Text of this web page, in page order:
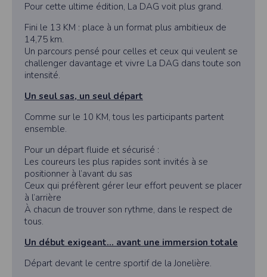
Pour cette ultime édition, La DAG voit plus grand.
Fini le 13 KM : place à un format plus ambitieux de
14,75 km.
Un parcours pensé pour celles et ceux qui veulent se
challenger davantage et vivre La DAG dans toute son
intensité.
Un seul sas, un seul départ
Comme sur le 10 KM, tous les participants partent
ensemble.
Pour un départ fluide et sécurisé :
Les coureurs les plus rapides sont invités à se
positionner à l’avant du sas
Ceux qui préfèrent gérer leur effort peuvent se placer
à l’arrière
À chacun de trouver son rythme, dans le respect de
tous.
Un début exigeant… avant une immersion totale
Départ devant le centre sportif de la Jonelière.